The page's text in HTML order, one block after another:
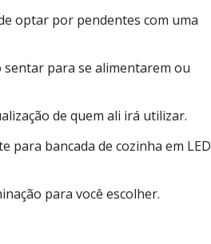
optar por pendentes com uma
para se alimentarem ou
de quem ali irá utilizar.
para bancada de cozinha em LED
para você escolher.